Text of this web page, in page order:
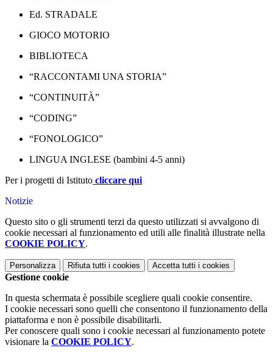
Ed. STRADALE
GIOCO MOTORIO
BIBLIOTECA
“RACCONTAMI UNA STORIA”
“CONTINUITÀ”
“CODING”
“FONOLOGICO”
LINGUA INGLESE (bambini 4-5 anni)
Per i progetti di Istituto cliccare qui
Notizie
Questo sito o gli strumenti terzi da questo utilizzati si avvalgono di
cookie necessari al funzionamento ed utili alle finalità illustrate nella
COOKIE POLICY.
Personalizza Rifiuta tutti i cookies Accetta tutti i cookies
Gestione cookie
In questa schermata è possibile scegliere quali cookie consentire.
I cookie necessari sono quelli che consentono il funzionamento della
piattaforma e non è possibile disabilitarli.
Per conoscere quali sono i cookie necessari al funzionamento potete
visionare la COOKIE POLICY.